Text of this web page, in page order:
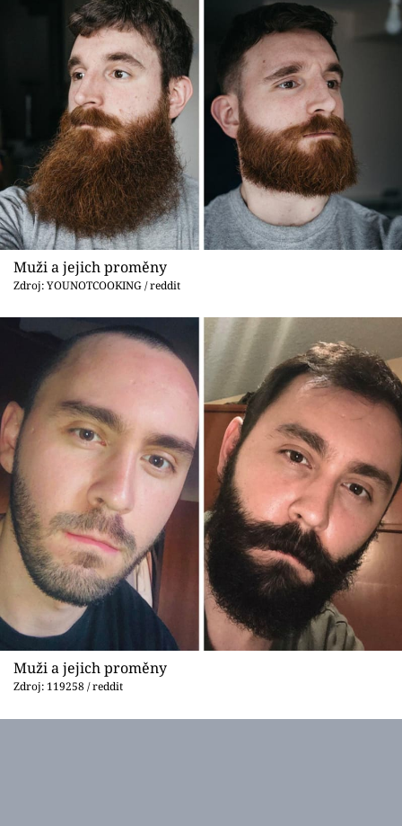
Muži a jejich proměny
Zdroj: YOUNOTCOOKING / reddit
Muži a jejich proměny
Zdroj: 119258 / reddit